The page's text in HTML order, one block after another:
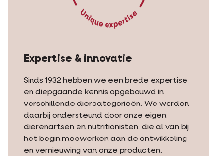
Expertise & innovatie
Sinds 1932 hebben we een brede expertise
en diepgaande kennis opgebouwd in
verschillende diercategorieën. We worden
daarbij ondersteund door onze eigen
dierenartsen en nutritionisten, die al van bij
het begin meewerken aan de ontwikkeling
en vernieuwing van onze producten.